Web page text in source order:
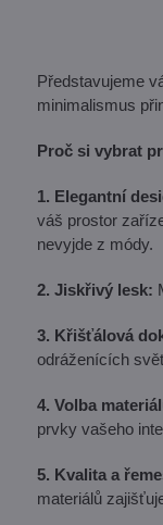
Představujeme
minimalismus
Proč si vybrat
1. Elegantní
váš prostor
nevyjde z módy.
2. Jiskřivý lesk:
3. Křišťálová
odráženících
4. Volba
prvky vašeho
5. Kvalita a
materiálů